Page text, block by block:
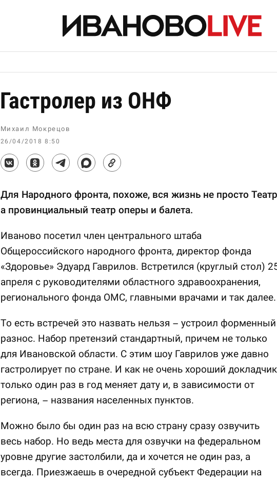
Гастролер из ОНФ
Михаил Мокрецов
26/04/2018 8:50
Для Народного фронта, похоже, вся жизнь не просто
а провинциальный театр оперы и балета.
Иваново посетил член центрального штаба
Общероссийского народного фронта, директор фонда
«Здоровье» Эдуард Гаврилов. Встретился (круглый стол)
апреля с руководителями областного здравоохранения,
регионального фонда ОМС, главными врачами и так далее.
То есть встречей это назвать нельзя – устроил форменный
разнос. Набор претензий стандартный, причем не только
для Ивановской области. С этим шоу Гаврилов уже давно
гастролирует по стране. И как не очень хороший докладчик
только один раз в год меняет дату и, в зависимости от
региона, – названия населенных пунктов.
Можно было бы один раз на всю страну сразу озвучить
весь набор. Но ведь места для озвучки на федеральном
уровне другие застолбили, да и хочется не один раз, а
всегда. Приезжаешь в очередной субъект Федерации на